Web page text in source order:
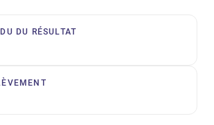
DU RÉSULTAT